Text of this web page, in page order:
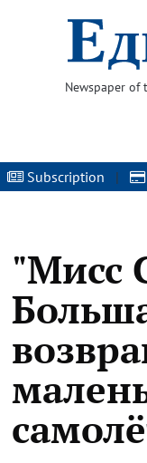
Newspaper of
Subscription |
"Мисс